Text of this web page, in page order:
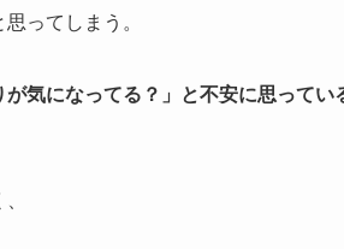
ってしまう。
気になってる？」と不安に思ってい